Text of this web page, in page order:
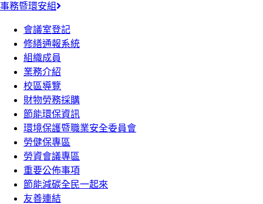
事務暨環安組
會議室登記
修繕通報系統
組織成員
業務介紹
校區導覽
財物勞務採購
節能環保資訊
環境保護暨職業安全委員會
勞健保專區
勞資會議專區
重要公佈事項
節能減碳全民一起來
友善連結